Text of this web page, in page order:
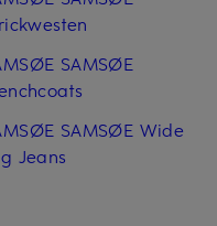
SAMSØE
SAMSØE Wide
Jeans